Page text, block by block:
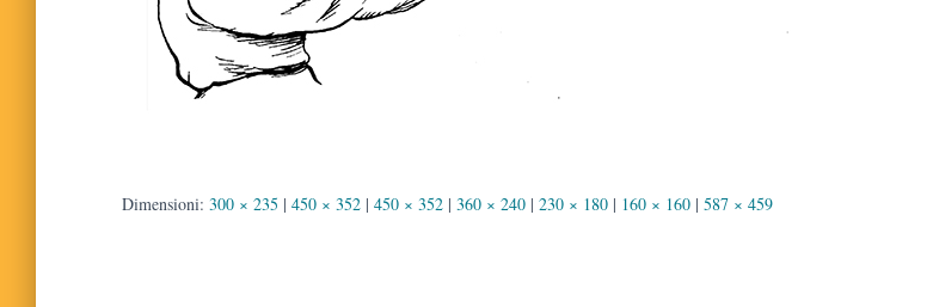
Dimensioni: 300 × 235 | 450 × 352 | 450 × 352 | 360 × 240 | 230 × 180 | 160 × 160 | 587 × 459